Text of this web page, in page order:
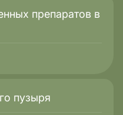
препаратов в
пузыря